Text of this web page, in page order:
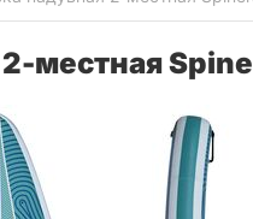
местная